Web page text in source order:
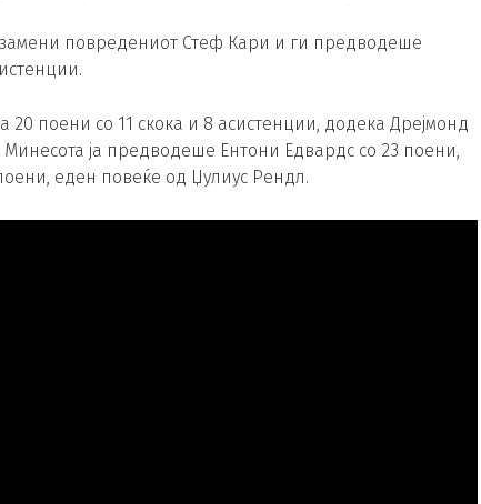
повредениот Стеф Кари и ги предводеше
поени со 11 скока и 8 асистенции, додека Дрејмонд
ја предводеше Ентони Едвардс со 23 поени,
еден повеќе од Џулиус Рендл.